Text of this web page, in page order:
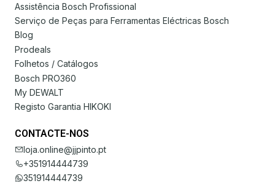
Assistência Bosch Profissional
Serviço de Peças para Ferramentas Eléctricas Bosch
Blog
Prodeals
Folhetos / Catálogos
Bosch PRO360
My DEWALT
Registo Garantia HIKOKI
CONTACTE-NOS
loja.online@jjpinto.pt
+351914444739
351914444739